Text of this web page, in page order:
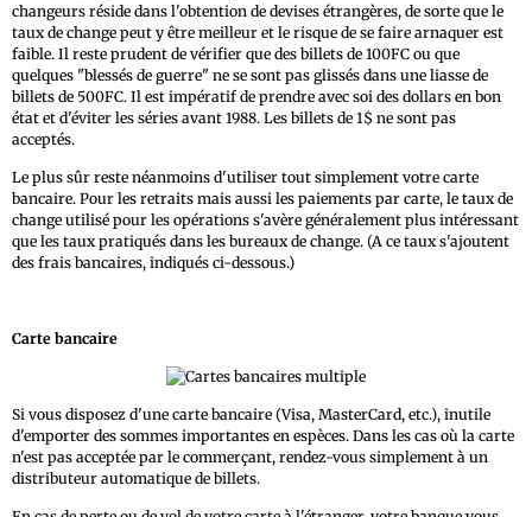
changeurs réside dans l'obtention de devises étrangères, de sorte que le
taux de change peut y être meilleur et le risque de se faire arnaquer est
faible. Il reste prudent de vérifier que des billets de 100FC ou que
quelques "blessés de guerre" ne se sont pas glissés dans une liasse de
billets de 500FC. Il est impératif de prendre avec soi des dollars en bon
état et d'éviter les séries avant 1988. Les billets de 1$ ne sont pas
acceptés.
Le plus sûr reste néanmoins d'utiliser tout simplement votre carte
bancaire. Pour les retraits mais aussi les paiements par carte, le taux de
change utilisé pour les opérations s'avère généralement plus intéressant
que les taux pratiqués dans les bureaux de change. (A ce taux s'ajoutent
des frais bancaires, indiqués ci-dessous.)
Carte bancaire
Si vous disposez d'une carte bancaire (Visa, MasterCard, etc.), inutile
d'emporter des sommes importantes en espèces. Dans les cas où la carte
n'est pas acceptée par le commerçant, rendez-vous simplement à un
distributeur automatique de billets.